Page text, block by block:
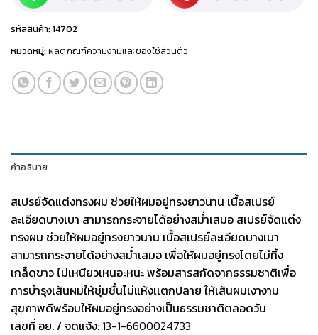
รหัสสินค้า:14702
หมวดหมู่:ผลิตภัณฑ์ความงามและของใช้ส่วนตัว
คำอธิบาย
สเปรย์จัดแต่งทรงผม ช่วยให้ผมอยู่ทรงยาวนาน เนื้อสเปรย์
ละเอียดบางเบา สามารถกระจายได้อย่างสม่ำเสมอ สเปรย์จัดแต่ง
ทรงผม ช่วยให้ผมอยู่ทรงยาวนาน เนื้อสเปรย์ละเอียดบางเบา
สามารถกระจายได้อย่างสม่ำเสมอ เพื่อให้ผมอยู่ทรงโดยไม่ทิ้ง
เกล็ดขาว ไม่เหนียวเหนอะหนะ พร้อมสารสกัดจากธรรมชาติเพื่อ
การบำรุงเส้นผมให้ชุ่มชื่นไม่แห้งเเตกปลาย ให้เส้นผมเงางาม
สุขภาพดีพร้อมให้ผมอยู่ทรงอย่างเป็นธรรมชาติตลอดวัน
เลขที่ อย. / จดแจ้ง: 13-1-6600024733